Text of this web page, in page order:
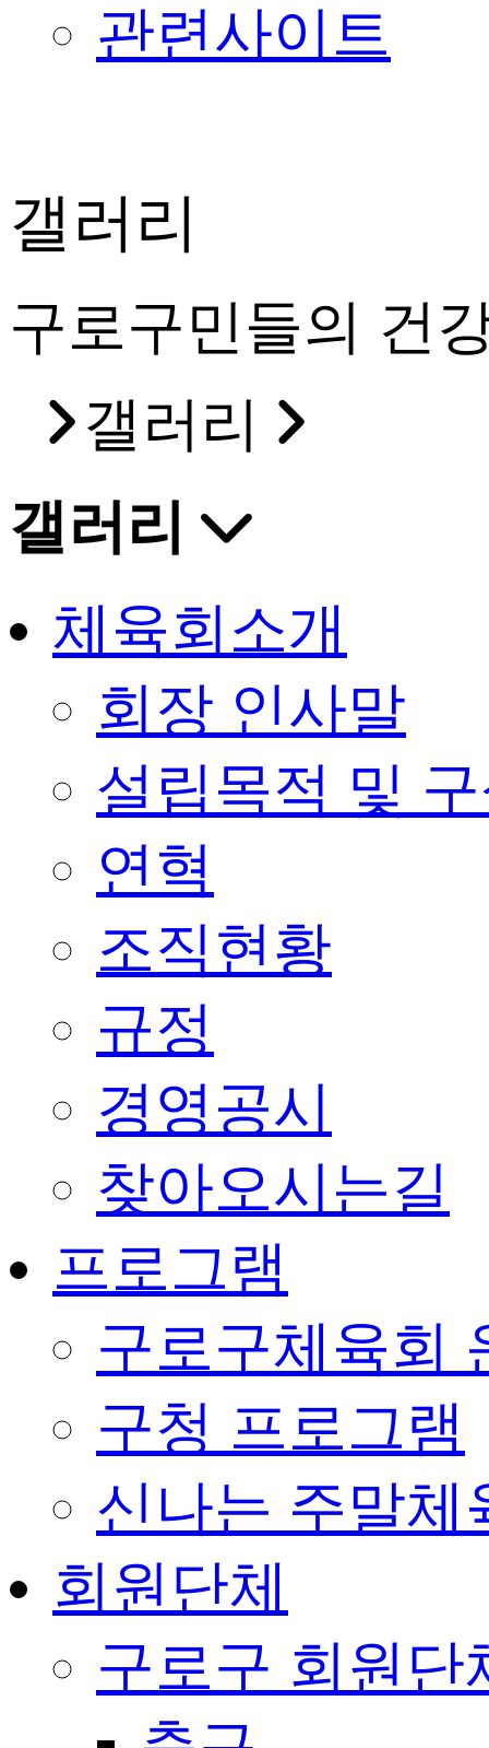
관련사이트
갤러리
구로구민들의 건
갤러리
갤러리
체육회소개
회장 인사말
설립목적 및
연혁
조직현황
규정
경영공시
찾아오시는길
프로그램
구로구체육회
구청 프로그램
신나는 주말체
회원단체
구로구 회원단